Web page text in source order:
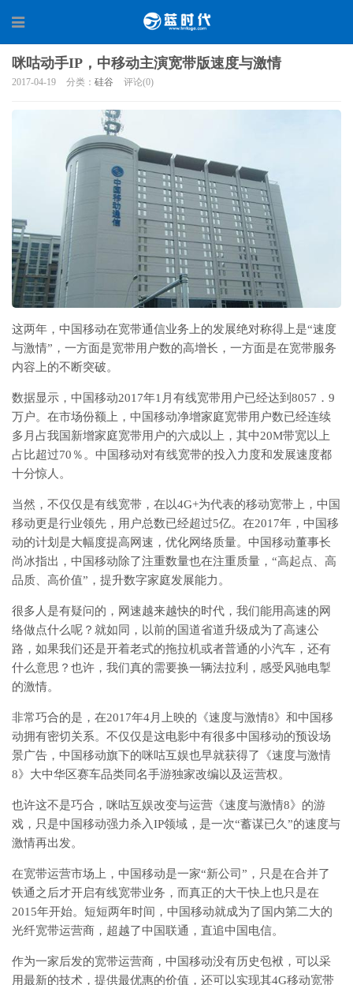
咪咕动手IP，中移动主演宽带版速度与激情
2017-04-19 分类： 硅谷 评论(0)
这两年，中国移动在宽带通信业务上的发展绝对称得上是“速度
与激情”，一方面是宽带用户数的高增长，一方面是在宽带服务
内容上的不断突破。
数据显示，中国移动2017年1月有线宽带用户已经达到8057．9
万户。在市场份额上，中国移动净增家庭宽带用户数已经连续
多月占我国新增家庭宽带用户的六成以上，其中20M带宽以上
占比超过70％。中国移动对有线宽带的投入力度和发展速度都
十分惊人。
当然，不仅仅是有线宽带，在以4G+为代表的移动宽带上，中国
移动更是行业领先，用户总数已经超过5亿。在2017年，中国移
动的计划是大幅度提高网速，优化网络质量。中国移动董事长
尚冰指出，中国移动除了注重数量也在注重质量，“高起点、高
品质、高价值”，提升数字家庭发展能力。
很多人是有疑问的，网速越来越快的时代，我们能用高速的网
络做点什么呢？就如同，以前的国道省道升级成为了高速公
路，如果我们还是开着老式的拖拉机或者普通的小汽车，还有
什么意思？也许，我们真的需要换一辆法拉利，感受风驰电掣
的激情。
非常巧合的是，在2017年4月上映的《速度与激情8》和中国移
动拥有密切关系。不仅仅是这电影中有很多中国移动的预设场
景广告，中国移动旗下的咪咕互娱也早就获得了《速度与激情
8》大中华区赛车品类同名手游独家改编以及运营权。
也许这不是巧合，咪咕互娱改变与运营《速度与激情8》的游
戏，只是中国移动强力杀入IP领域，是一次“蓄谋已久”的速度与
激情再出发。
在宽带运营市场上，中国移动是一家“新公司”，只是在合并了
铁通之后才开启有线宽带业务，而真正的大干快上也只是在
2015年开始。短短两年时间，中国移动就成为了国内第二大的
光纤宽带运营商，超越了中国联通，直追中国电信。
作为一家后发的宽带运营商，中国移动没有历史包袱，可以采
用最新的技术，提供最优惠的价值，还可以实现其4G移动宽带